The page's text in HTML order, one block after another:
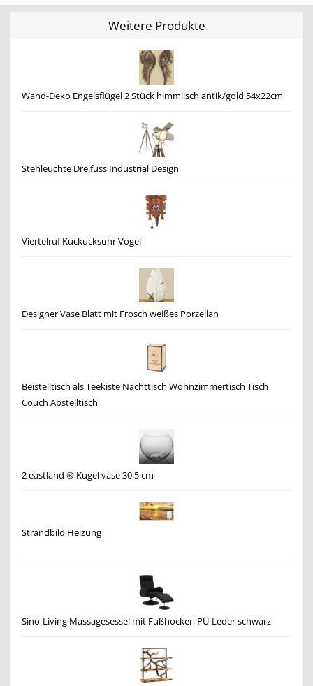
Weitere Produkte
Wand-Deko Engelsflügel 2 Stück himmlisch antik/gold 54x22cm
Stehleuchte Dreifuss Industrial Design
Viertelruf Kuckucksuhr Vogel
Designer Vase Blatt mit Frosch weißes Porzellan
Beistelltisch als Teekiste Nachttisch Wohnzimmertisch Tisch
Couch Abstelltisch
2 eastland ® Kugel vase 30,5 cm
Strandbild Heizung
Sino-Living Massagesessel mit Fußhocker, PU-Leder schwarz